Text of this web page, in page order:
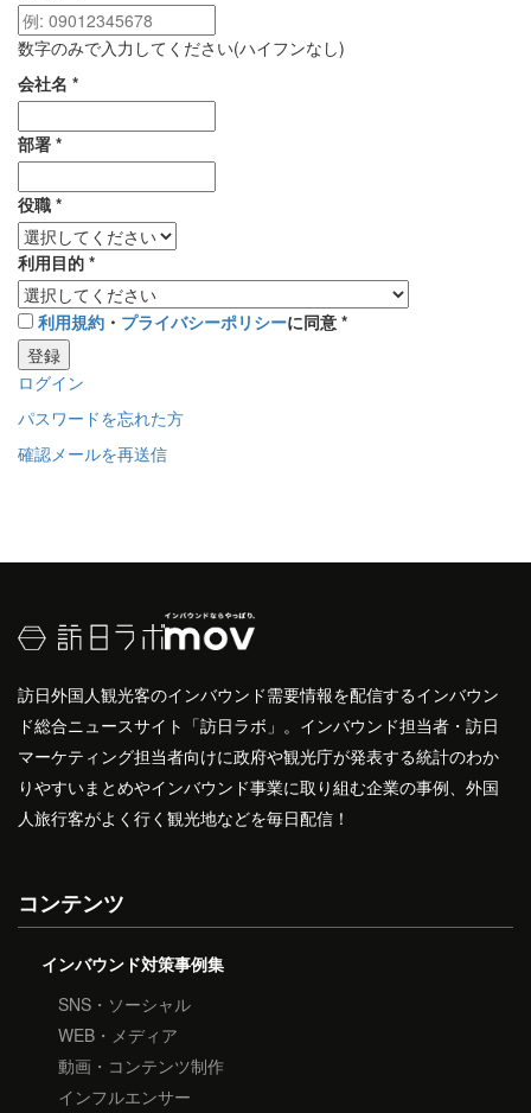
数字のみで入力してください(ハイフンなし)
会社名 *
部署 *
役職 *
利用目的 *
利用規約 ・ プライバシーポリシーに同意 *
登録
ログイン
パスワードを忘れた方
確認メールを再送信
訪日外国人観光客のインバウンド需要情報を配信するインバウン
ド総合ニュースサイト「訪日ラボ」。インバウンド担当者・訪日
マーケティング担当者向けに政府や観光庁が発表する統計のわか
りやすいまとめやインバウンド事業に取り組む企業の事例、外国
人旅行客がよく行く観光地などを毎日配信！
コンテンツ
インバウンド対策事例集
SNS・ソーシャル
WEB・メディア
動画・コンテンツ制作
インフルエンサー